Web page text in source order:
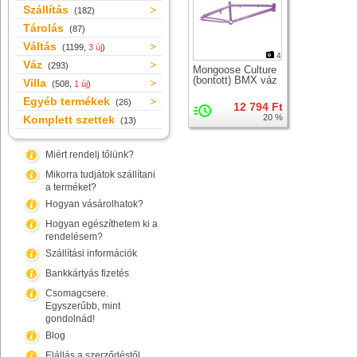
Szállítás (182)
Tárolás (87)
Váltás (1199, 3 új)
Váz (293)
Villa (508, 1 új)
Egyéb termékek (26)
Komplett szettek (13)
Miért rendelj tőlünk?
Mikorra tudjátok szállítani
a terméket?
Hogyan vásárolhatok?
Hogyan egészíthetem ki a
rendelésem?
Szállítási információk
Bankkártyás fizetés
Csomagcsere.
Egyszerűbb, mint
gondolnád!
Blog
4
Mongoose Culture
(bontott) BMX váz
12 794 Ft
20 %